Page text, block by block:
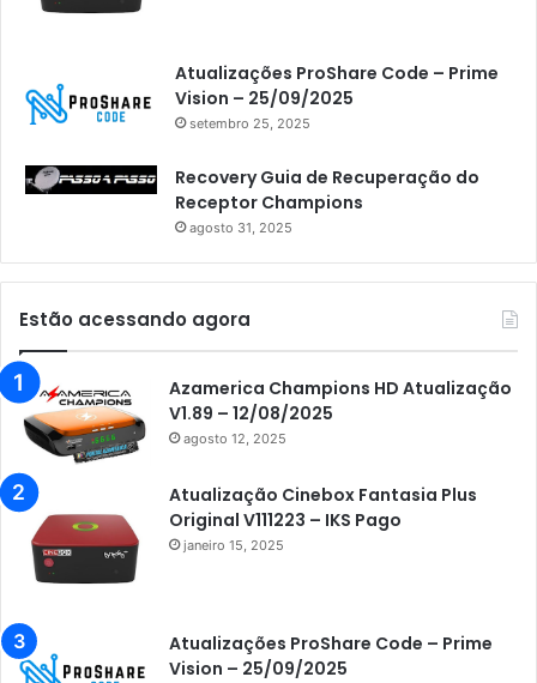
Atualizações ProShare Code – Prime
Vision – 25/09/2025
setembro 25, 2025
Recovery Guia de Recuperação do
Receptor Champions
agosto 31, 2025
Estão acessando agora
Azamerica Champions HD Atualização
V1.89 – 12/08/2025
agosto 12, 2025
Atualização Cinebox Fantasia Plus
Original V111223 – IKS Pago
janeiro 15, 2025
Atualizações ProShare Code – Prime
Vision – 25/09/2025